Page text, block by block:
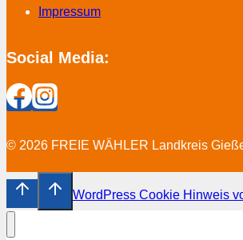
Impressum
Social Media:
© 2026 FREIE WÄHLER Landkreis
WordPress Cookie Hinweis